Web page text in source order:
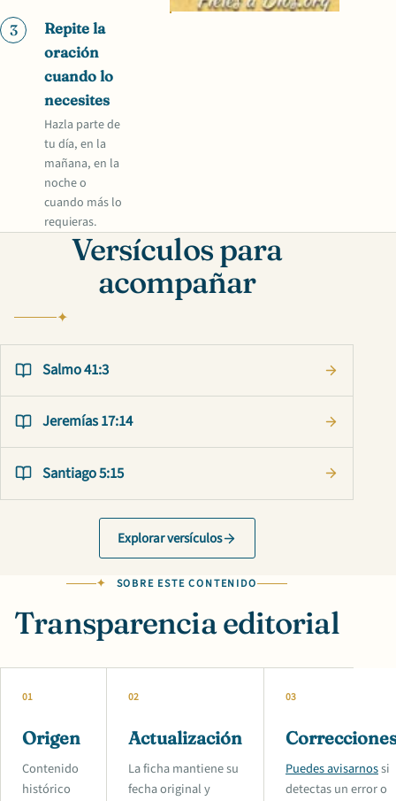
3
Repite la
oración
cuando lo
necesites
Hazla parte de
tu día, en la
mañana, en la
noche o
cuando más lo
requieras.
Versículos para
acompañar
Salmo 41:3
Jeremías 17:14
Santiago 5:15
Explorar versículos
SOBRE ESTE CONTENIDO
Transparencia editorial
01
Origen
Contenido
histórico
02
Actualización
La ficha mantiene su
fecha original y
03
Puedes avisarnossi
detectas un error o